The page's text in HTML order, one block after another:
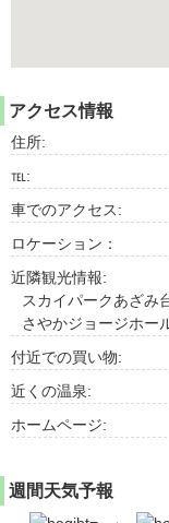
アクセス情報
住所:
℡:
車でのアクセス:
ロケーション：
近隣観光情報:
スカイパークあざみ
さやかジョージホー
付近での買い物:
近くの温泉:
ホームページ:
週間天気予報